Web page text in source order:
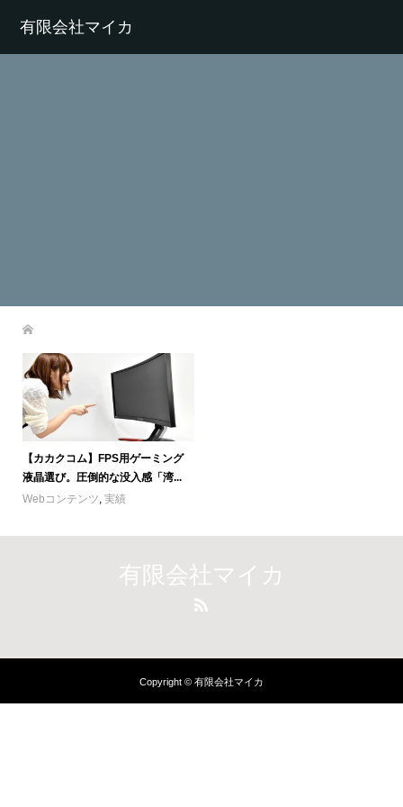
有限会社マイカ
【カカクコム】FPS用ゲーミング
液晶選び。圧倒的な没入感「湾...
Webコンテンツ, 実績
有限会社マイカ
Copyright © 有限会社マイカ